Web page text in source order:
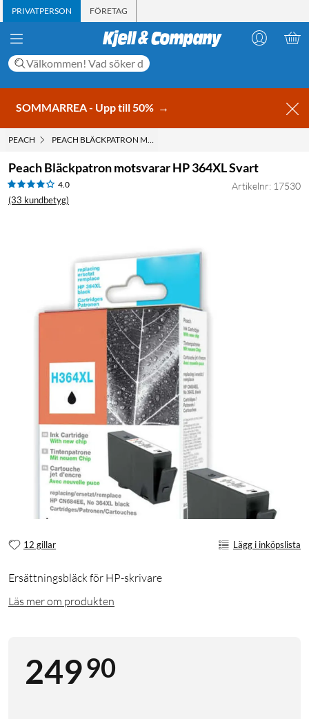
PRIVATPERSON FÖRETAG
SOMMARREA - Upp till 50% →
PEACH PEACH BLÄCKPATRON MOTSVARAR HP 364XL SVART
Peach Bläckpatron motsvarar HP 364XL Svart
4.0
(33 kundbetyg)
Artikelnr: 17530
12 gillar Lägg i inköpslista
Ersättningsbläck för HP-skrivare
Läs mer om produkten
24990